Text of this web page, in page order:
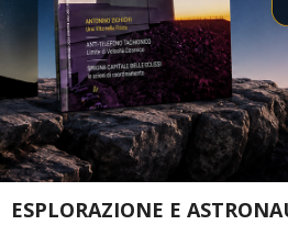
ESPLORAZIONE E